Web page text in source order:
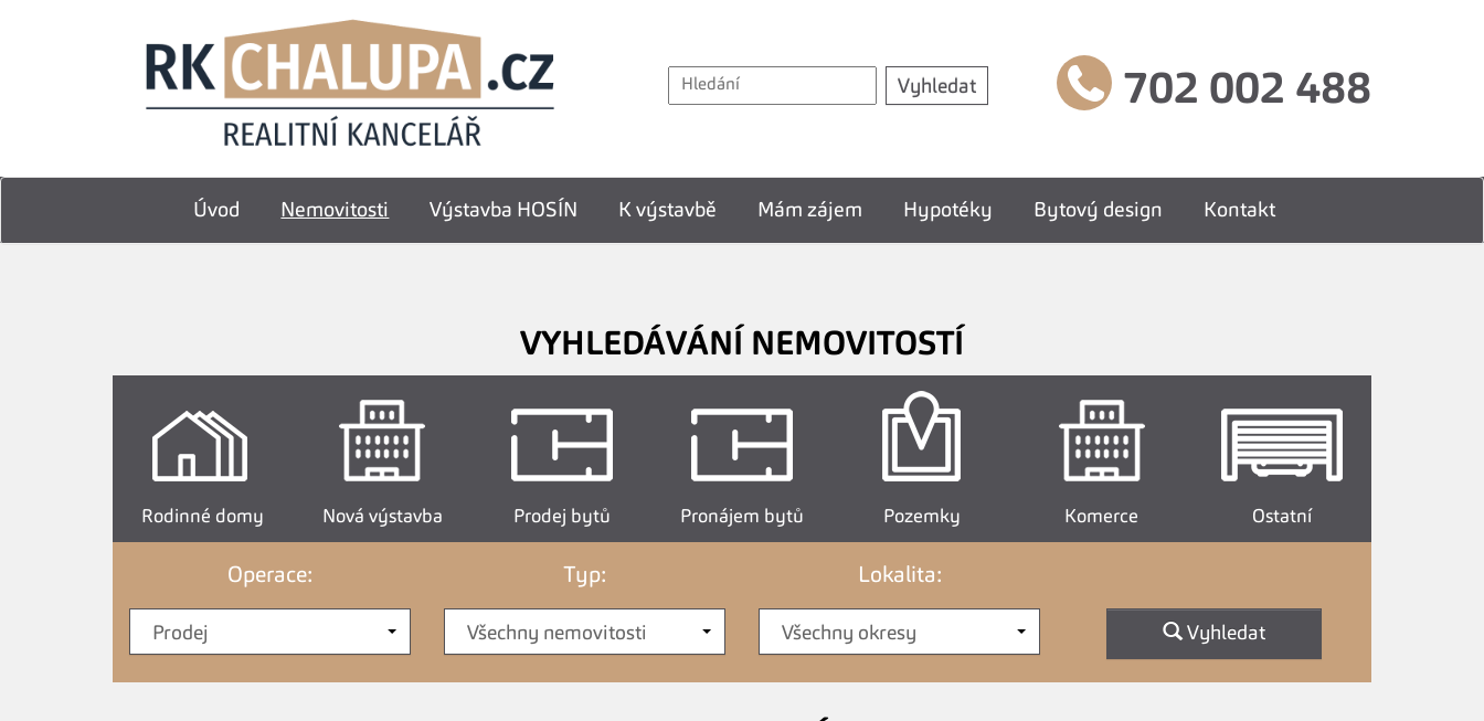
702 002 488
Úvod Nemovitosti Výstavba HOSÍN K výstavbě Mám zájem Hypotéky Bytový design Kontakt
VYHLEDÁVÁNÍ NEMOVITOSTÍ
Rodinné domy Nová výstavba Prodej bytů Pronájem bytů Pozemky Komerce Ostatní
Operace:
Prodej
Typ:
Všechny nemovitosti
Lokalita:
Všechny okresy Vyhledat